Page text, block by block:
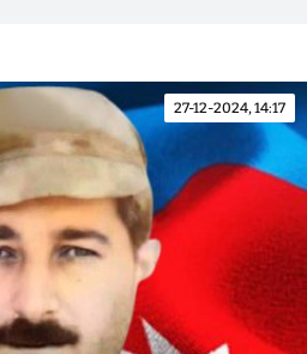
27-12-2024, 14:17